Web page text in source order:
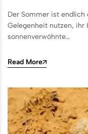
Der Sommer ist endlich
Gelegenheit nutzen, ihr
sonnenverwöhnte…
Read More